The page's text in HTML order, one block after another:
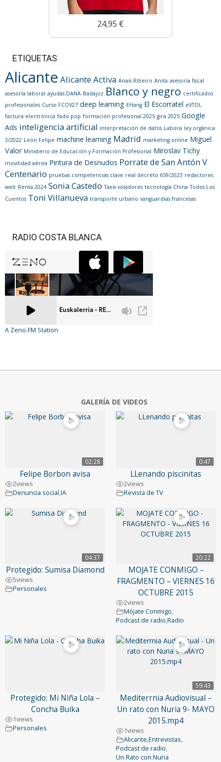
24,95 €
ETIQUETAS
Alicante Alicante Activa Anaïs Ribeiro Anita asesoría fiscal
asesoría laboral ayudas DANA Badajoz Blanco y negro certificados
profesionales Curso FCOV27 deep learning EHang El Escorratel eVTOL
factura electrónica fado pop formación profesional 2025 gira 2025 Google
Ads inteligencia artificial interpretación de datos Labora ley orgánica
3/2022 León Felipe machine learning Madrid marketing online Miguel
Valor Ministerio de Educación y Formación Profesional Miroslav Tichy
movilidad aérea Pintura de Desnudos Porrate de San Antón V
Centenario pruebas competencias clave real decreto 659/2023 redactores
web Renta 2024 Sonia Castedo Taxis voladores tecnología China Todos Los
Cuentos Toni Villanueva transporte urbano vanguardias francesas
RADIO COSTA BLANCA
A Zeno.FM Station
GALERÍA DE VIDEOS
02:28
Felipe Borbon avisa
2views
Denuncia social,IA
0:47
LLenando piscinitas
2views
Revista de TV
04:37
Protegido: Sumisa Diamond
5views
Personales
20:22
MOJATE CONMIGO –
FRAGMENTO – VIERNES 16
OCTUBRE 2015
2views
Mójate Conmigo,
Podcast de radio,Radio
Protegido: Mi Niña Lola –
Concha Buika
1views
Personales
59:43
Mediterrnia Audiovisual –
Un rato con Nuria 9- MAYO
2015.mp4
1views
Alicante,Entrevistas,
Podcast de radio,
Un Rato con Nuria